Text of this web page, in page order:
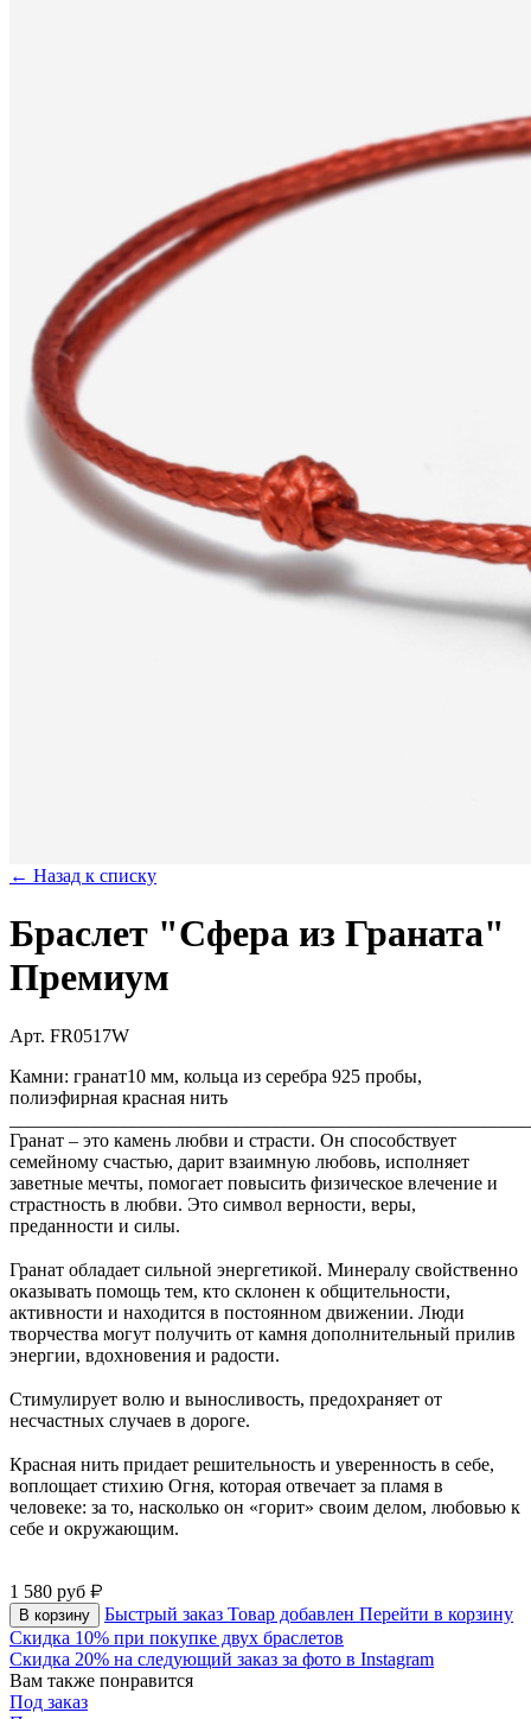
← Назад к списку
Браслет "Сфера из Граната"
Премиум
Арт. FR0517W
Камни: гранат10 мм, кольца из серебра 925 пробы,
полиэфирная красная нить
Гранат – это камень любви и страсти. Он способствует
семейному счастью, дарит взаимную любовь, исполняет
заветные мечты, помогает повысить физическое влечение и
страстность в любви. Это символ верности, веры,
преданности и силы.
Гранат обладает сильной энергетикой. Минералу свойственно
оказывать помощь тем, кто склонен к общительности,
активности и находится в постоянном движении. Люди
творчества могут получить от камня дополнительный прилив
энергии, вдохновения и радости.
Стимулирует волю и выносливость, предохраняет от
несчастных случаев в дороге.
Красная нить придает решительность и уверенность в себе,
воплощает стихию Огня, которая отвечает за пламя в
человеке: за то, насколько он «горит» своим делом, любовью к
себе и окружающим.
1 580 руб
В корзину Быстрый заказ Товар добавлен Перейти в корзину
Скидка 10% при покупке двух браслетов
Скидка 20% на следующий заказ за фото в Instagram
Вам также понравится
Под заказ